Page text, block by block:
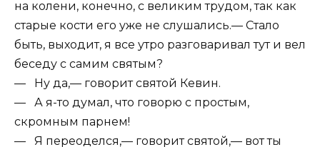
на колени, конечно, с великим трудом, так как
старые кости его уже не слушались.— Стало
быть, выходит, я все утро разговаривал тут и вел
беседу с самим святым?
— Ну да,— говорит святой Кевин.
— А я-то думал, что говорю с простым,
скромным парнем!
— Я переоделся,— говорит святой,— вот ты